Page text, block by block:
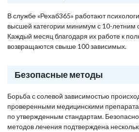
В службе «Рехаб365» работают
высшей категории минимум с 10-летним
Каждый месяц благодаря их работе к
возвращаются свыше 100 зависимых.
Безопасные методы
Борьба с солевой зависимостью
проверенными медицинскими
по утвержденным стандартам.
методов лечения подтверждена